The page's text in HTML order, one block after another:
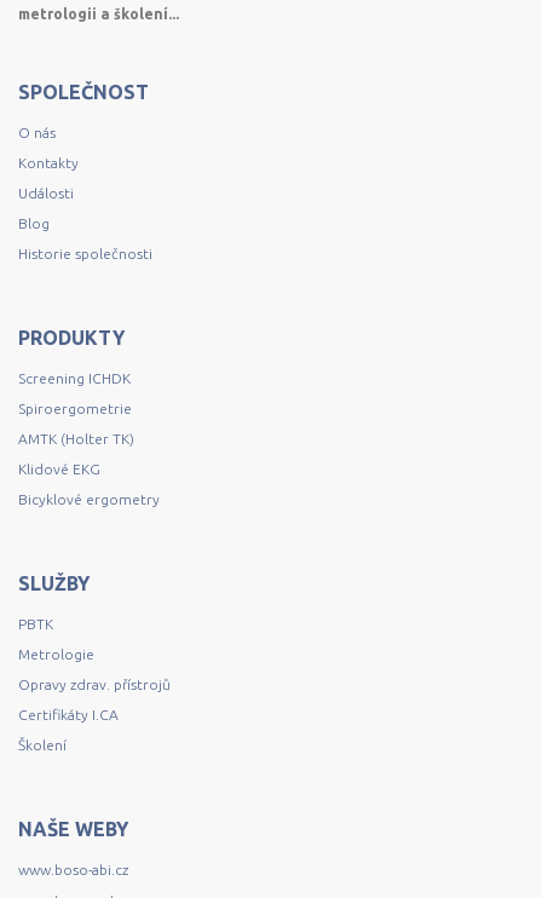
metrologii a školení...
SPOLEČNOST
O nás
Kontakty
Události
Blog
Historie společnosti
PRODUKTY
Screening ICHDK
Spiroergometrie
AMTK (Holter TK)
Klidové EKG
Bicyklové ergometry
SLUŽBY
PBTK
Metrologie
Opravy zdrav. přístrojů
Certifikáty I.CA
Školení
NAŠE WEBY
www.boso-abi.cz